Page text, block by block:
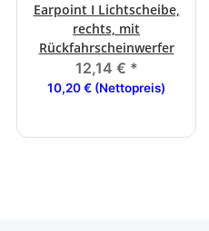
Earpoint I Lichtscheibe,
rechts, mit
Rückfahrscheinwerfer
12,14 € *
10,20 € (Nettopreis)